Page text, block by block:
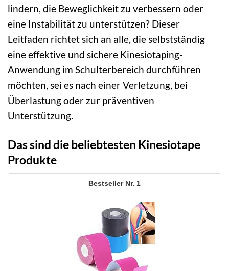
lindern, die Beweglichkeit zu verbessern oder
eine Instabilität zu unterstützen? Dieser
Leitfaden richtet sich an alle, die selbstständig
eine effektive und sichere Kinesiotaping-
Anwendung im Schulterbereich durchführen
möchten, sei es nach einer Verletzung, bei
Überlastung oder zur präventiven
Unterstützung.
Das sind die beliebtesten Kinesiotape
Produkte
1